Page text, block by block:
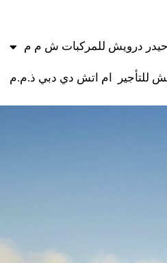
درويش للمركبات ش م م
للتأجير ام اتش دي دبي ذ.م.م